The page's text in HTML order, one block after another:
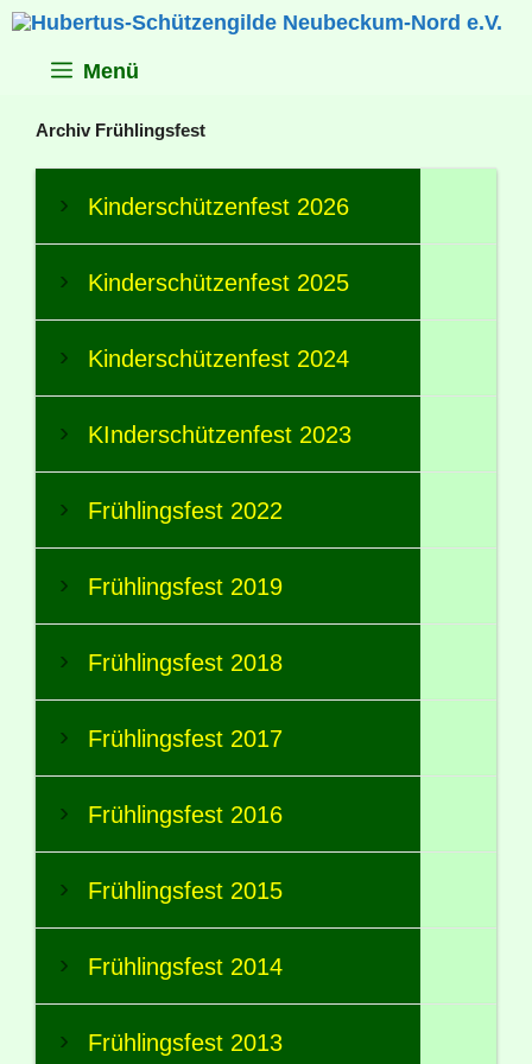
Zum
Inhalt
Menü
Archiv Frühlingsfest
Kinderschützenfest 2026
Kinderschützenfest 2025
Kinderschützenfest 2024
KInderschützenfest 2023
Frühlingsfest 2022
Frühlingsfest 2019
Frühlingsfest 2018
Frühlingsfest 2017
Frühlingsfest 2016
Frühlingsfest 2015
Frühlingsfest 2014
Frühlingsfest 2013